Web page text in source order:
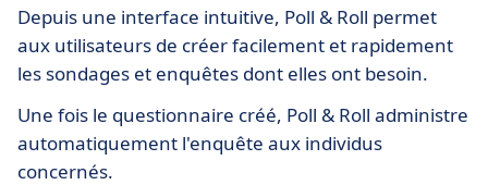
Depuis une interface intuitive, Poll & Roll permet
aux utilisateurs de créer facilement et rapidement
les sondages et enquêtes dont elles ont besoin.
Une fois le questionnaire créé, Poll & Roll administre
automatiquement l'enquête aux individus
concernés.